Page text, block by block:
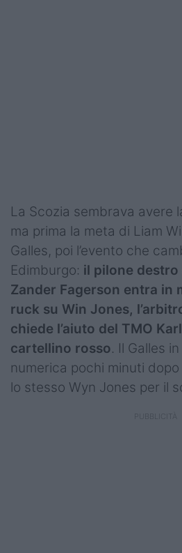
La Scozia sembrava avere
ma prima la meta di Liam
Galles, poi l’evento che
Edimburgo: il pilone destro
Zander Fagerson entra in
ruck su Win Jones,
chiede l’aiuto del TMO
cartellino rosso. Il Galles
numerica pochi minuti
lo stesso Wyn Jones per il